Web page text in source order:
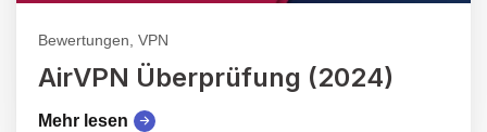
Bewertungen, VPN
AirVPN Überprüfung (2024)
Mehr lesen